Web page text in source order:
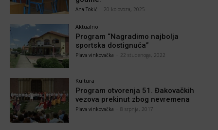
Ana Tokić 20 kolovoza, 2025
Aktualno
Program “Nagradimo najbolja
sportska dostignuća”
Plava vinkovačka 22 studenoga, 2022
Kultura
Program otvorenja 51. Đakovačkih
vezova prekinut zbog nevremena
Plava vinkovačka 8 srpnja, 2017